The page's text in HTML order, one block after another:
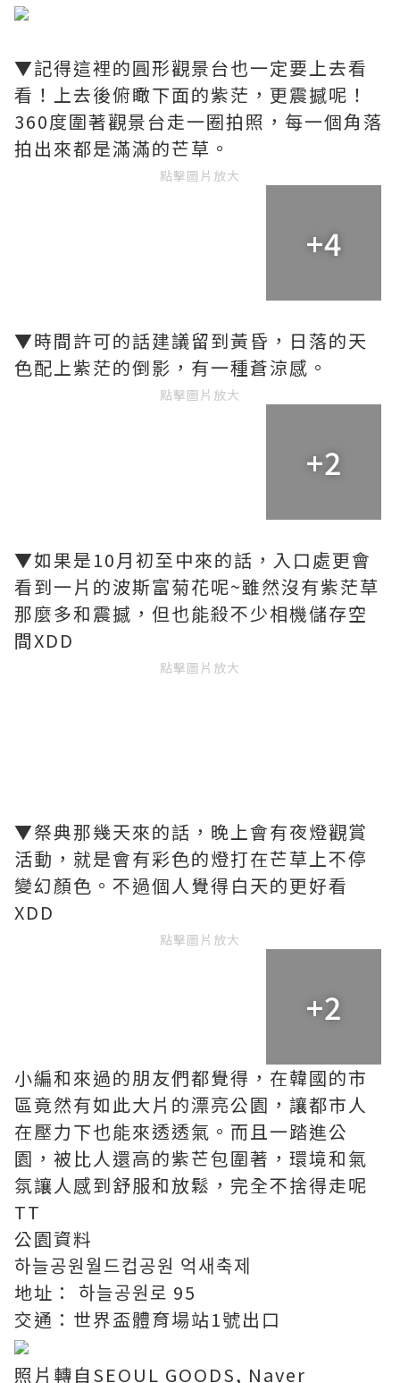
▼記得這裡的圓形觀景台也一定要上去看
看！上去後俯瞰下面的紫茫，更震撼呢！
360度圍著觀景台走一圈拍照，每一個角落
拍出來都是滿滿的芒草。
點擊圖片放大
+4
▼時間許可的話建議留到黃昏，日落的天
色配上紫茫的倒影，有一種蒼涼感。
點擊圖片放大
+2
▼如果是10月初至中來的話，入口處更會
看到一片的波斯富菊花呢~雖然沒有紫茫草
那麼多和震撼，但也能殺不少相機儲存空
間XDD
點擊圖片放大
▼祭典那幾天來的話，晚上會有夜燈觀賞
活動，就是會有彩色的燈打在芒草上不停
變幻顏色。不過個人覺得白天的更好看
XDD
點擊圖片放大
+2
小編和來過的朋友們都覺得，在韓國的市
區竟然有如此大片的漂亮公園，讓都市人
在壓力下也能來透透氣。而且一踏進公
園，被比人還高的紫芒包圍著，環境和氣
氛讓人感到舒服和放鬆，完全不捨得走呢
TT
公園資料
하늘공원월드컵공원 억새축제
地址： 하늘공원로 95
交通：世界盃體育場站1號出口
照片轉自SEOUL GOODS, Naver